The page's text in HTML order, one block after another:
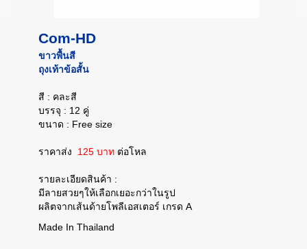
Com-HD
ขาวพื้นสี
ถุงเท้าข้อสั้น
สี : คละสี
บรรจุ : 12 คู่
ขนาด : Free size
ราคาส่ง 125 บาท ต่อโหล
รายละเอียดสินค้า :
มีลายสวยๆให้เลือกเยอะกว่าในรูป
ผลิตจากเส้นด้ายโพลีเอสเตอร์ เกรด A
Made In Thailand